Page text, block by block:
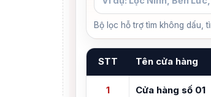
Bộ lọc hỗ trợ tìm không dấu,
STT Tên cửa hàng
1 Cửa hàng số 01